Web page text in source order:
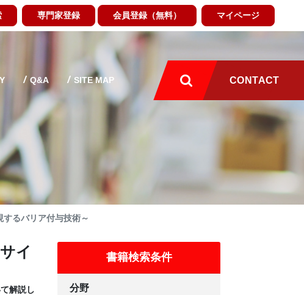
専門家登録 会員登録（無料） マイページ
Q&A SITE MAP CONTACT
るバリア付与技術～
イ
解説し
書籍検索条件
分野